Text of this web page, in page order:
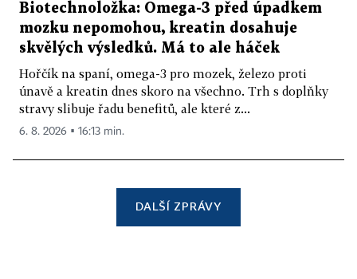
Biotechnoložka: Omega-3 před úpadkem
mozku nepomohou, kreatin dosahuje
skvělých výsledků. Má to ale háček
Hořčík na spaní, omega-3 pro mozek, železo proti
únavě a kreatin dnes skoro na všechno. Trh s doplňky
stravy slibuje řadu benefitů, ale které z...
6. 8. 2026 ▪ 16:13 min.
DALŠÍ ZPRÁVY